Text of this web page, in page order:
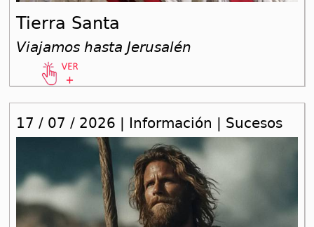
Tierra Santa
Viajamos hasta Jerusalén
17 / 07 / 2026 | Información | Sucesos